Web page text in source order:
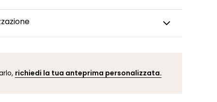
con cura e spedita entro 5-8 giorni lavorativi. Una
il tuo ordine, riceverai una conferma di spedizione
Puoi contattare il nostro team cliccando qui. Dopo
richiedi la tua anteprima personalizzata.